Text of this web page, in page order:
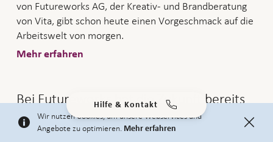
von Futureworks AG, der Kreativ- und Brandberatung
von Vita, gibt schon heute einen Vorgeschmack auf die
Arbeitswelt von morgen.
Mehr erfahren
Bei Futureworks hat die Zukunft bereits
begonnen
Wir nutzen Cookies, um unsere Webservices und
Angebote zu optimieren. Mehr erfahren
Hilfe & Kontakt